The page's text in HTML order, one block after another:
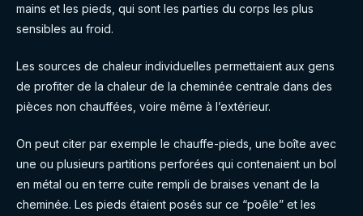
mains et les pieds, qui sont les parties du corps les plus
sensibles au froid.
Les sources de chaleur individuelles permettaient aux gens
de profiter de la chaleur de la cheminée centrale dans des
pièces non chauffées, voire même à l’extérieur.
On peut citer par exemple le chauffe-pieds, une boîte avec
une ou plusieurs partitions perforées qui contenaient un bol
en métal ou en terre cuite rempli de braises venant de la
cheminée. Les pieds étaient posés sur ce “poêle” et les